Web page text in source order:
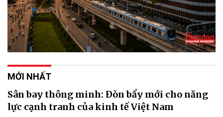
MỚI NHẤT
Sân bay thông minh: Đòn bẩy mới cho năng
lực cạnh tranh của kinh tế Việt Nam